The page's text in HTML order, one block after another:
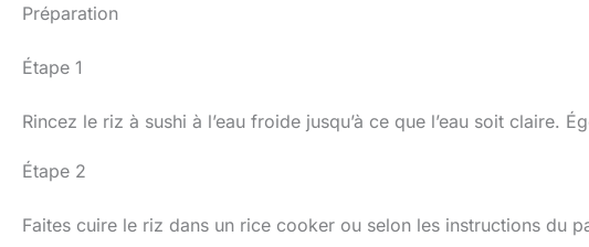
Préparation
Étape 1
Rincez le riz à sushi à l’eau froide jusqu’à ce que l’eau soit claire.
Étape 2
Faites cuire le riz dans un rice cooker ou selon les instructions du